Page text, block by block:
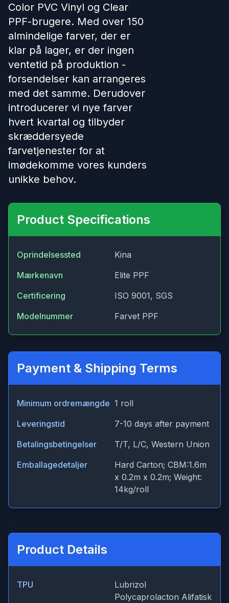
Color PVC Vinyl og Clear
PPF-brugere. Med over 150
almindelige farver, der er
klar på lager, er der ingen
ventetid på produktion -
forsendelser kan arrangeres
med det samme. Derudover
introducerer vi nye farver
hvert kvartal og tilbyder
skræddersyede
farvetjenester for at
imødekomme vores kunders
unikke behov.
Product Specifications
Oprindelsessted
Kina
Mærkenavn
Elite PPF
Certificering
ISO 9001, SGS
Modelnummer
Farvet PPF
Payment & Shipping Terms
Minimum ordremængde 1 roll
Leveringstid
7-10 days after payment
Betalingsbetingelser
T/T, L/C, Western Union
Emballagedetaljer
Hard Carton; CBM:1.6m
x 0.2m x 0.2m; Weight:
14kg/roll
Product Details
TPU
Lubrizol
Polycaprolacton Alifatisk